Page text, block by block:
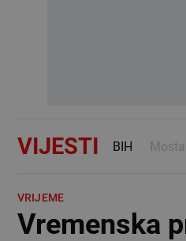
VIJESTI BIH
VRIJEME
Vremenska